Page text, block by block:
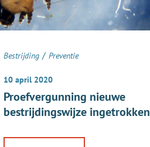
Bestrijding / Preventie
10 april 2020
Proefvergunning nieuwe
bestrijdingswijze ingetrokken